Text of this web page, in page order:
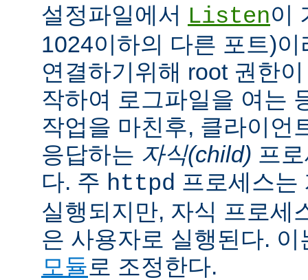
설정파일에서 Listen이
1024이하의 다른 포트)
연결하기위해 root 권한
작하여 로그파일을 여는
작업을 마친후, 클라이언
응답하는 자식(child) 프
다. 주 httpd 프로세스는
실행되지만, 자식 프로세
은 사용자로 실행된다.
모듈 로 조정한다.